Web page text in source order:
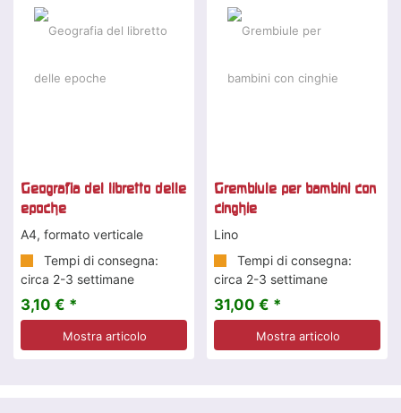
Geografia del libretto delle
epoche
A4, formato verticale
Tempi di consegna:
circa 2-3 settimane
3,10 € *
Mostra articolo
Grembiule per bambini con
cinghie
Lino
Tempi di consegna:
circa 2-3 settimane
31,00 € *
Mostra articolo